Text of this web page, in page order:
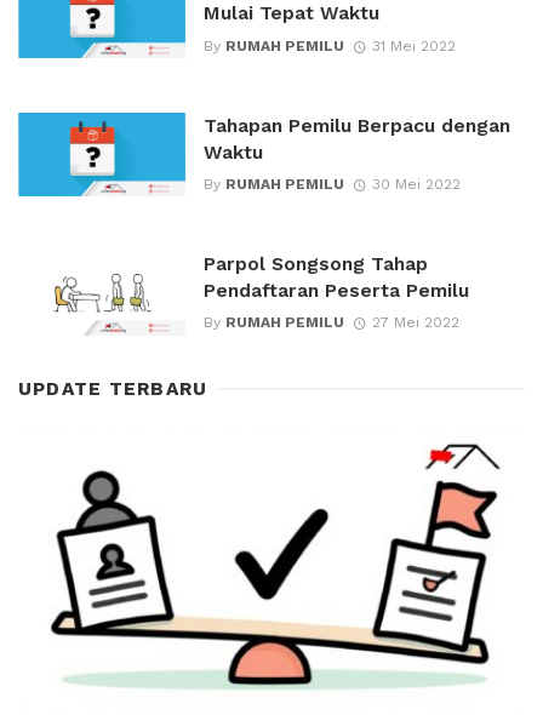
Mulai Tepat Waktu
By RUMAH PEMILU 31 Mei 2022
Tahapan Pemilu Berpacu dengan
Waktu
By RUMAH PEMILU 30 Mei 2022
Parpol Songsong Tahap
Pendaftaran Peserta Pemilu
By RUMAH PEMILU 27 Mei 2022
UPDATE TERBARU